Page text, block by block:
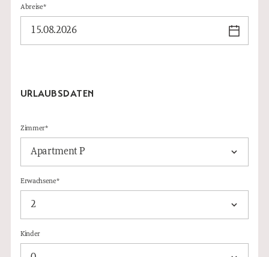
Abreise*
URLAUBSDATEN
Zimmer*
Erwachsene*
Kinder